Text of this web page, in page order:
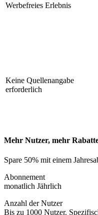
Werbefreies Erlebnis
Keine Quellenangabe
erforderlich
Mehr Nutzer, mehr
Spare 50% mit einem
Abonnement
monatlich Jährlich
Anzahl der Nutzer
Bis zu 1000 Nutzer.